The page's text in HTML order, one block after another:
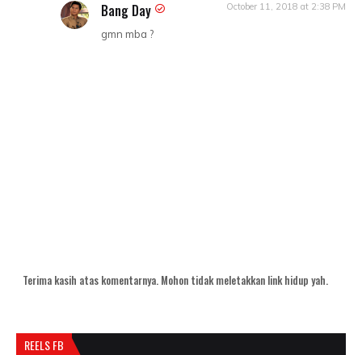
Bang Day October 11, 2018 at 2:38 PM
gmn mba ?
Terima kasih atas komentarnya. Mohon tidak meletakkan link hidup yah.
REELS FB